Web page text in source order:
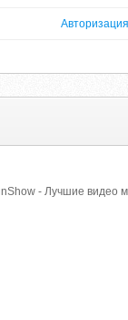
Авторизация
- Лучшие видео